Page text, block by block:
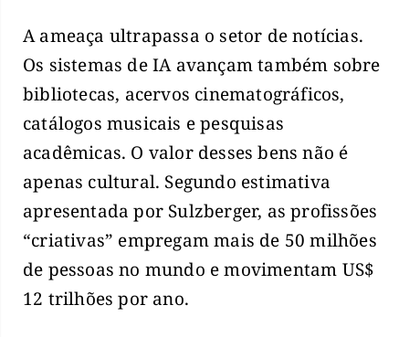
A ameaça ultrapassa o setor de notícias.
Os sistemas de IA avançam também sobre
bibliotecas, acervos cinematográficos,
catálogos musicais e pesquisas
acadêmicas. O valor desses bens não é
apenas cultural. Segundo estimativa
apresentada por Sulzberger, as profissões
“criativas” empregam mais de 50 milhões
de pessoas no mundo e movimentam US$
12 trilhões por ano.